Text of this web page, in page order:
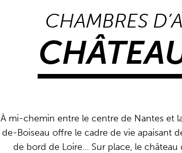
CHAMBRES
À mi-chemin entre le centre de Nantes et
de-Boiseau offre le cadre de vie apaisant
de bord de Loire… Sur place, le château